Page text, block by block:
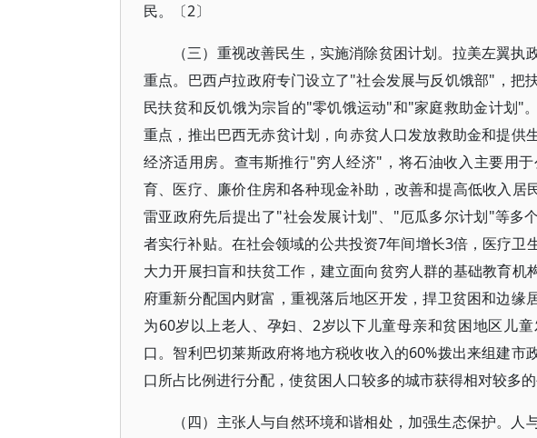
民。〔2〕
（三）重视改善民生，实施消除贫困计划。拉美左翼
重点。巴西卢拉政府专门设立了"社会发展与反饥饿部"，把
民扶贫和反饥饿为宗旨的"零饥饿运动"和"家庭救助金计划"
重点，推出巴西无赤贫计划，向赤贫人口发放救助金和提供
经济适用房。查韦斯推行"穷人经济"，将石油收入主要用
育、医疗、廉价住房和各种现金补助，改善和提高低收入
雷亚政府先后提出了"社会发展计划"、"厄瓜多尔计划"等多
者实行补贴。在社会领域的公共投资7年间增长3倍，医疗卫
大力开展扫盲和扶贫工作，建立面向贫穷人群的基础教育
府重新分配国内财富，重视落后地区开发，捍卫贫困和边缘
为60岁以上老人、孕妇、2岁以下儿童母亲和贫困地区儿
口。智利巴切莱斯政府将地方税收收入的60%拨出来组建市
口所占比例进行分配，使贫困人口较多的城市获得相对较多的
（四）主张人与自然环境和谐相处，加强生态保护。